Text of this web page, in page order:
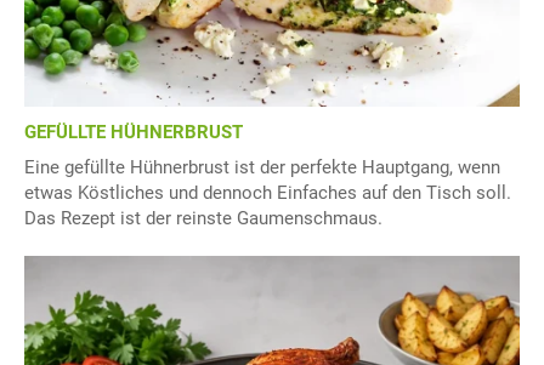
GEFÜLLTE HÜHNERBRUST
Eine gefüllte Hühnerbrust ist der perfekte Hauptgang, wenn
etwas Köstliches und dennoch Einfaches auf den Tisch soll.
Das Rezept ist der reinste Gaumenschmaus.